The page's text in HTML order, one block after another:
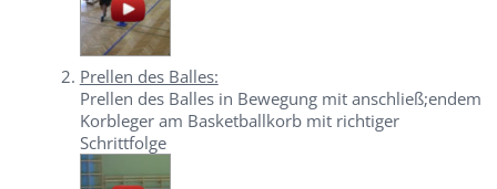
Prellen des Balles:
Prellen des Balles in Bewegung mit anschließ;endem
Korbleger am Basketballkorb mit richtiger
Schrittfolge